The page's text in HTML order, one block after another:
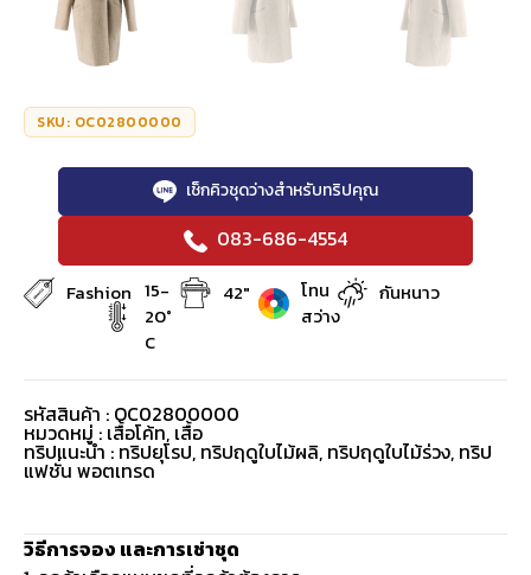
SKU: OC02800000
เช็กคิวชุดว่างสำหรับทริปคุณ
083-686-4554
Fashion 15-
20°
C
42"
โทน
สว่าง
กันหนาว
รหัสสินค้า : OC02800000
หมวดหมู่ : เสื้อโค้ท, เสื้อ
ทริปแนะนำ : ทริปยุโรป, ทริปฤดูใบไม้ผลิ, ทริปฤดูใบไม้ร่วง, ทริป
แฟชั่น พอตเทรด
วิธีการจอง และการเช่าชุด